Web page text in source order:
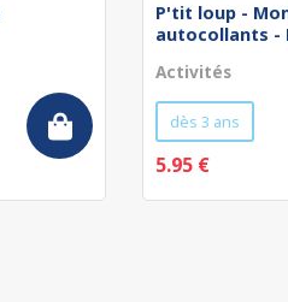
P'tit loup -
autocollants -
Activités
dès 3 ans
5.95 €